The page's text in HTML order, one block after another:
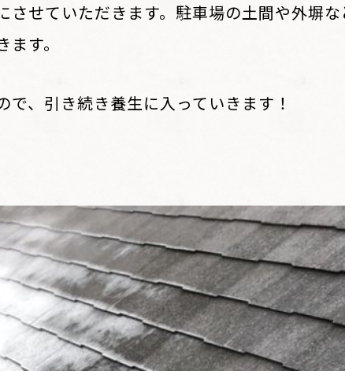
させていただきます。駐車場の土間や外塀
す。
、引き続き養生に入っていきます！